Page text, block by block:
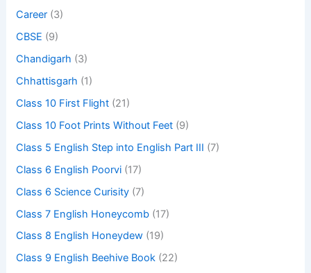
Career (3)
CBSE (9)
Chandigarh (3)
Chhattisgarh (1)
Class 10 First Flight (21)
Class 10 Foot Prints Without Feet (9)
Class 5 English Step into English Part III (7)
Class 6 English Poorvi (17)
Class 6 Science Curisity (7)
Class 7 English Honeycomb (17)
Class 8 English Honeydew (19)
Class 9 English Beehive Book (22)